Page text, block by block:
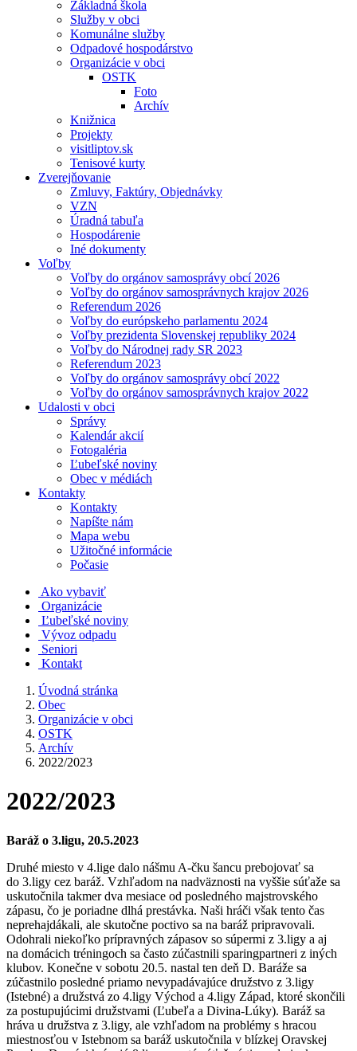
Základná škola
Služby v obci
Komunálne služby
Odpadové hospodárstvo
Organizácie v obci
OSTK
Foto
Archív
Knižnica
Projekty
visitliptov.sk
Tenisové kurty
Zverejňovanie
Zmluvy, Faktúry, Objednávky
VZN
Úradná tabuľa
Hospodárenie
Iné dokumenty
Voľby
Voľby do orgánov samosprávy obcí 2026
Voľby do orgánov samosprávnych krajov 2026
Referendum 2026
Voľby do európskeho parlamentu 2024
Voľby prezidenta Slovenskej republiky 2024
Voľby do Národnej rady SR 2023
Referendum 2023
Voľby do orgánov samosprávy obcí 2022
Voľby do orgánov samosprávnych krajov 2022
Udalosti v obci
Správy
Kalendár akcií
Fotogaléria
Ľubeľské noviny
Obec v médiách
Kontakty
Kontakty
Napíšte nám
Mapa webu
Užitočné informácie
Počasie
Ako vybaviť
Organizácie
Ľubeľské noviny
Vývoz odpadu
Seniori
Kontakt
Úvodná stránka
Obec
Organizácie v obci
OSTK
Archív
2022/2023
2022/2023
Baráž o 3.ligu, 20.5.2023
Druhé miesto v 4.lige dalo nášmu A-čku šancu prebojovať sa
do 3.ligy cez baráž. Vzhľadom na nadväznosti na vyššie súťaže sa
uskutočnila takmer dva mesiace od posledného majstrovského
zápasu, čo je poriadne dlhá prestávka. Naši hráči však tento čas
neprehajdákali, ale skutočne poctivo sa na baráž pripravovali.
Odohrali niekoľko prípravných zápasov so súpermi z 3.ligy a aj
na domácich tréningoch sa často zúčastnili sparingpartneri z iných
klubov. Konečne v sobotu 20.5. nastal ten deň D. Baráže sa
zúčastnilo posledné priamo nevypadávajúce družstvo z 3.ligy
(Istebné) a družstvá zo 4.ligy Východ a 4.ligy Západ, ktoré skončili
za postupujúcimi družstvami (Ľubeľa a Divina-Lúky). Baráž sa
hráva u družstva z 3.ligy, ale vzhľadom na problémy s hracou
miestnosťou v Istebnom sa baráž uskutočnila v blízkej Oravskej